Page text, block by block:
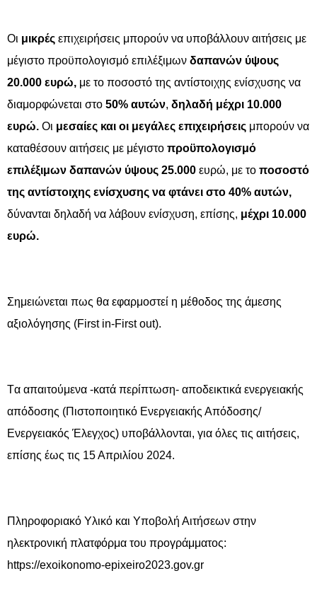
Οι μικρές επιχειρήσεις μπορούν να υποβάλλουν αιτήσεις με
μέγιστο προϋπολογισμό επιλέξιμων δαπανών ύψους
20.000 ευρώ, με το ποσοστό της αντίστοιχης ενίσχυσης να
διαμορφώνεται στο 50% αυτών, δηλαδή μέχρι 10.000
ευρώ. Οι μεσαίες και οι μεγάλες επιχειρήσεις μπορούν να
καταθέσουν αιτήσεις με μέγιστο προϋπολογισμό
επιλέξιμων δαπανών ύψους 25.000 ευρώ, με το ποσοστό
της αντίστοιχης ενίσχυσης να φτάνει στο 40% αυτών,
δύνανται δηλαδή να λάβουν ενίσχυση, επίσης, μέχρι 10.000
ευρώ.
Σημειώνεται πως θα εφαρμοστεί η μέθοδος της άμεσης
αξιολόγησης (First in-First out).
Tα απαιτούμενα -κατά περίπτωση- αποδεικτικά ενεργειακής
απόδοσης (Πιστοποιητικό Ενεργειακής Απόδοσης/
Ενεργειακός Έλεγχος) υποβάλλονται, για όλες τις αιτήσεις,
επίσης έως τις 15 Απριλίου 2024.
Πληροφοριακό Υλικό και Υποβολή Αιτήσεων στην
ηλεκτρονική πλατφόρμα του προγράμματος:
https://exoikonomo-epixeiro2023.gov.gr